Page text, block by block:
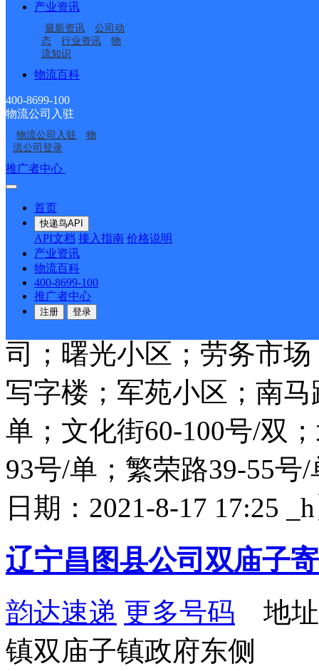
产业资讯
最新资讯
公司动
态
行业资讯
物
流知识
物流百科
400-8699-100
物流公司入驻
物流公司入驻
物
流公司登录
推广者中心
首页
快递鸟API
API文档 接入指南 价格说明
产业资讯
物流百科
400-8699-100
推广者中心
注册 登录
镇；泉头镇；太平镇【
详情
辽宁铁岭公司城北铁岭
韵达速递
物馆东侧丁记火勺道南
派送范围:汇源西区；小
红社区；区医院；白塔
组团；兴旺园；有线电
司；曙光小区；劳务市
写字楼；军苑小区；南
单；文化街60-100号/双
93号/单；繁荣路39-55号
日期：2021-8-17 17:25
辽宁昌图县公司双庙子
韵达速递 更多号码 地址
镇双庙子镇政府东侧